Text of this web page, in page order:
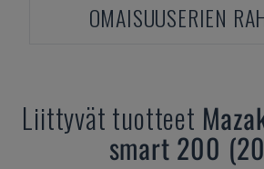
OMAISUUSERIEN
Liittyvät tuotteet
smart 200